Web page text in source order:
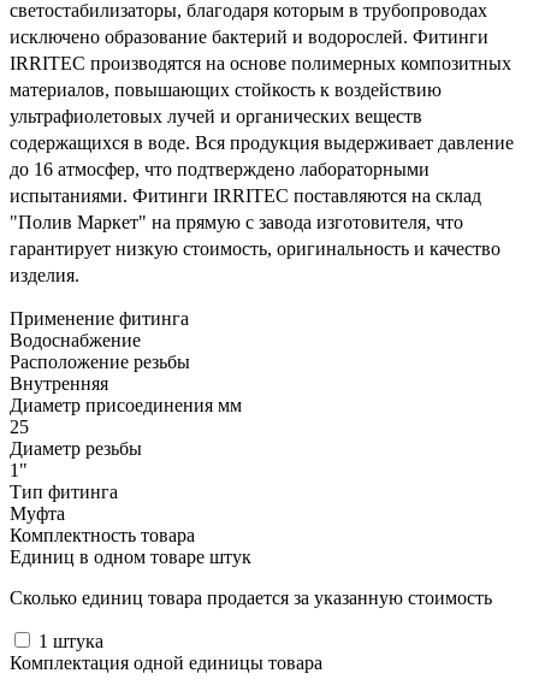
светостабилизаторы, благодаря которым в трубопроводах
исключено образование бактерий и водорослей. Фитинги
IRRITEC производятся на основе полимерных композитных
материалов, повышающих стойкость к воздействию
ультрафиолетовых лучей и органических веществ
содержащихся в воде. Вся продукция выдерживает давление
до 16 атмосфер, что подтверждено лабораторными
испытаниями. Фитинги IRRITEC поставляются на склад
"Полив Маркет" на прямую с завода изготовителя, что
гарантирует низкую стоимость, оригинальность и качество
изделия.
Применение фитинга
Водоснабжение
Расположение резьбы
Внутренняя
Диаметр присоединения мм
25
Диаметр резьбы
1"
Тип фитинга
Муфта
Комплектность товара
Единиц в одном товаре штук
Сколько единиц товара продается за указанную стоимость
1 штука
Комплектация одной единицы товара